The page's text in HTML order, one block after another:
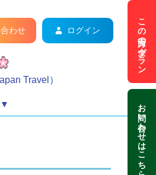
わせ ログイン
Travel）
▼
この方面の全プラン
お問い合わせはこちら